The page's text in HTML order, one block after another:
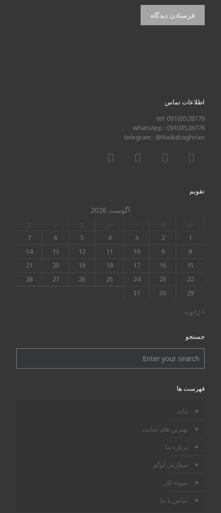
اطلاعات تماس
tel: 09103528776
whatsApp : 09103528776
telegram : @Nadiabaghrian
تقویم
آگوست 2026
1
2
3
4
5
6
7
8
9
10
11
12
13
14
15
16
17
18
19
20
21
22
23
24
25
26
27
28
29
30
31
« ژانویه
جستجو
فهرست ها
خانه
بهترین های سایت
درباره ما
سفارش لوگو
نمونه کار
تماس با ما